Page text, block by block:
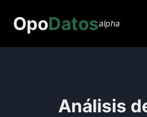
OpoDatosalpha
Análisis